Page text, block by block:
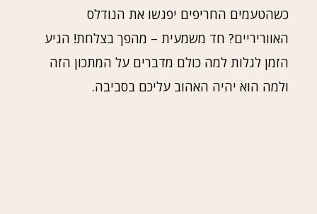
כשהטעמים החריפים יפגשו את הנודלס
האווריריים? חד משמעית – מהפך בצלחת! הגיע
הזמן לגלות למה כולם מדברים על המתכון הזה
ולמה הוא יהיה האהוב עליכם בסביבה.